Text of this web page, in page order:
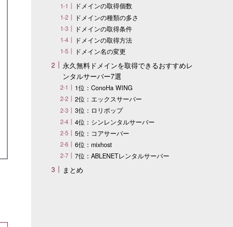
ドメインの取得個数
ドメインの種類の多さ
ドメインの取得条件
ドメインの取得方法
ドメイン名の変更
永久無料ドメインを取得できるおすすめレ
ンタルサーバー7選
1位：ConoHa WING
2位：エックスサーバー
3位：ロリポップ
4位：シンレンタルサーバー
5位：コアサーバー
6位：mixhost
7位：ABLENETレンタルサーバー
まとめ